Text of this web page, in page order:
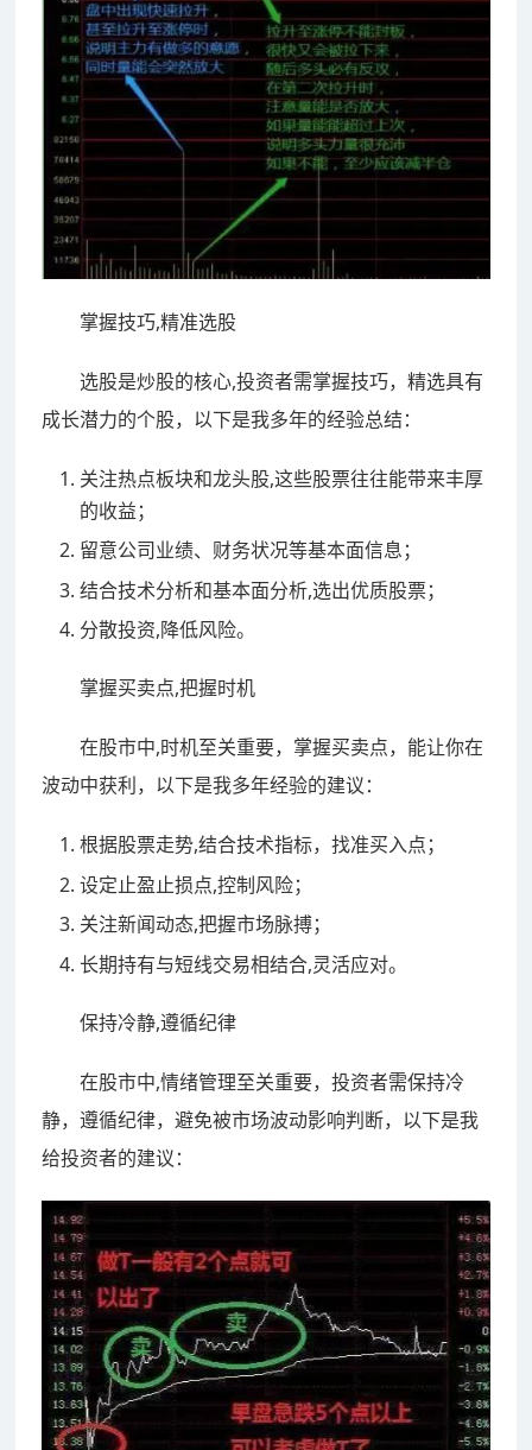
掌握技巧,精准选股
选股是炒股的核心,投资者需掌握技巧，精选具有
成长潜力的个股，以下是我多年的经验总结：
关注热点板块和龙头股,这些股票往往能带来丰厚
的收益；
留意公司业绩、财务状况等基本面信息；
结合技术分析和基本面分析,选出优质股票；
分散投资,降低风险。
掌握买卖点,把握时机
在股市中,时机至关重要，掌握买卖点，能让你在
波动中获利，以下是我多年经验的建议：
根据股票走势,结合技术指标，找准买入点；
设定止盈止损点,控制风险；
关注新闻动态,把握市场脉搏；
长期持有与短线交易相结合,灵活应对。
保持冷静,遵循纪律
在股市中,情绪管理至关重要，投资者需保持冷
静，遵循纪律，避免被市场波动影响判断，以下是我
给投资者的建议：